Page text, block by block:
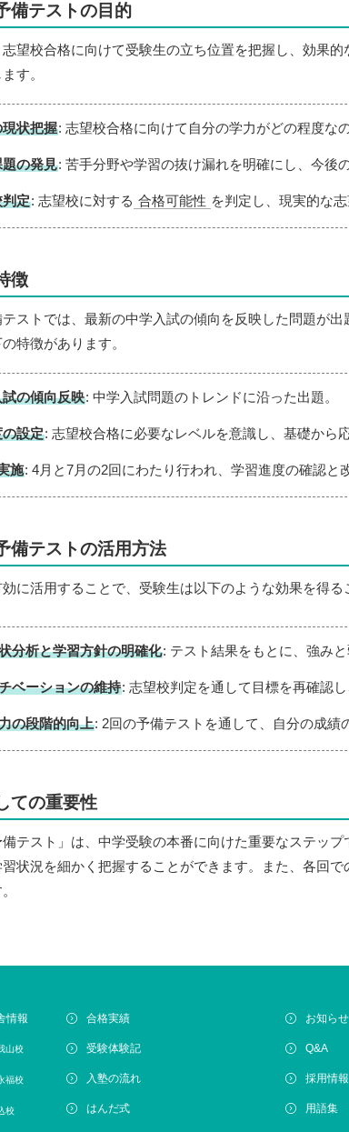
備テストの目的
望校合格に向けて受験生の立ち位置を把握し、効果
す。
状把握: 志望校合格に向けて自分の学力がどの程度な
の発見: 苦手分野や学習の抜け漏れを明確にし、今後
定: 志望校に対する 合格可能性 を判定し、現実的な
徴
ストでは、最新の中学入試の傾向を反映した問題が
特徴があります。
の傾向反映: 中学入試問題のトレンドに沿った出題。
設定: 志望校合格に必要なレベルを意識し、基礎から
施: 4月と7月の2回にわたり行われ、学習進度の確認と
備テストの活用方法
に活用することで、受験生は以下のような効果を得る
分析と学習方針の明確化: テスト結果をもとに、強み
ベーションの維持: 志望校判定を通して目標を再確認し
の段階的向上: 2回の予備テストを通して、自分の成績
ての重要性
備テスト」は、中学受験の本番に向けた重要なステッ
状況を細かく把握することができます。また、各回
情報
山校
福校
校
合格実績
受験体験記
入塾の流れ
はんだ式
お知らせ
Q&A
採用情報
用語集